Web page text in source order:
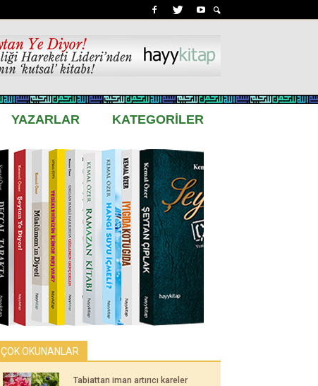
YAZARLAR KATEGORİLER
ÇOK OKUNANLAR
Tabiattan iman artırıcı kareler